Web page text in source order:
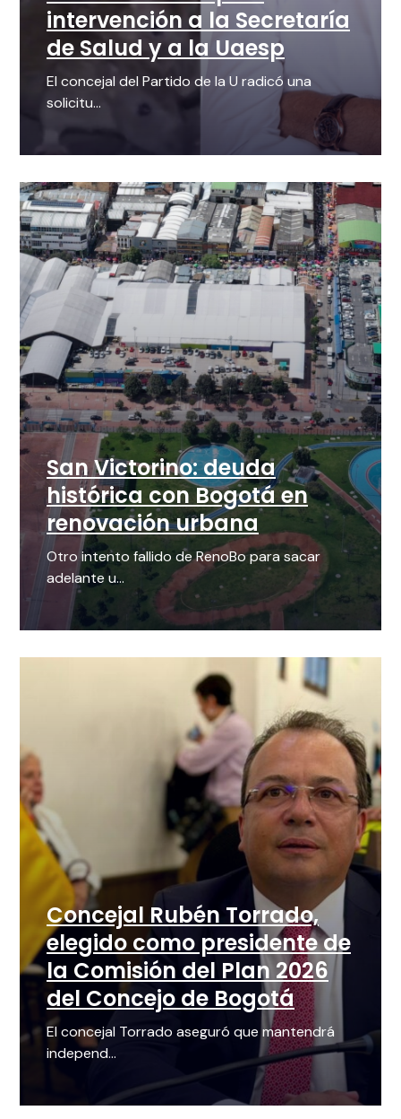
intervención a la Secretaría
de Salud y a la Uaesp
El concejal del Partido de la U radicó una
solicitu...
San Victorino: deuda
histórica con Bogotá en
renovación urbana
Otro intento fallido de RenoBo para sacar
adelante u...
Concejal Rubén Torrado,
elegido como presidente de
la Comisión del Plan 2026
del Concejo de Bogotá
El concejal Torrado aseguró que mantendrá
independ...